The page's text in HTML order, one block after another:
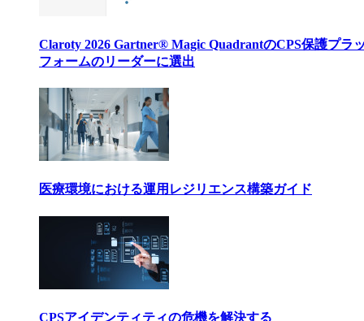
Claroty 2026 Gartner® Magic QuadrantのCPS保護プラ
フォームのリーダーに選出
医療環境における運用レジリエンス構築ガイド
CPSアイデンティティの危機を解決する